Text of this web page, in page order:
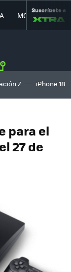
MOVILIDAD
Suscríbete a
Z iPhone 18
para el
27 de